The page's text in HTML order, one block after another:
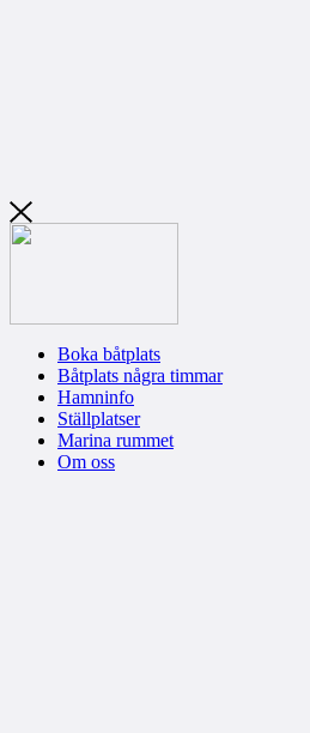
Boka båtplats
Båtplats några timmar
Hamninfo
Ställplatser
Marina rummet
Om oss